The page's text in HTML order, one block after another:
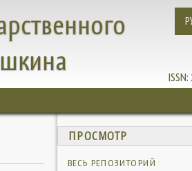
ISSN:
ПРОСМОТР
ВЕСЬ РЕПОЗИТОРИЙ